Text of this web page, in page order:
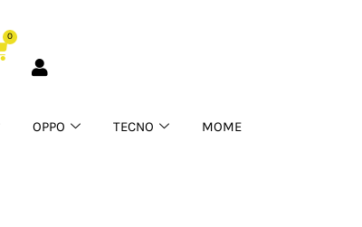
0
OPPO TECNO MOME